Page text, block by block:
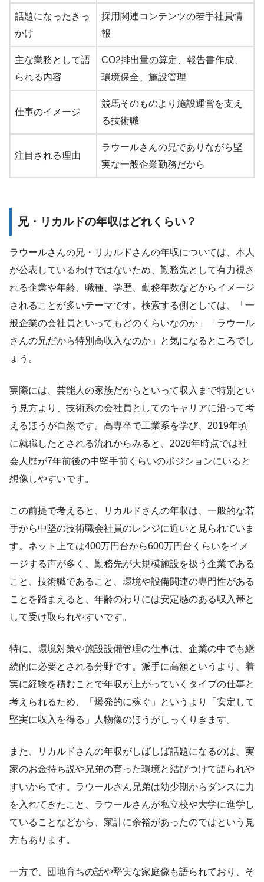
話題になったきっ
かけ
採用関連コンテンツの若手社員情
報
主な業務として語
られる内容
CO2排出量の算定、報告書作成、
環境保全、施設管理
仕事のイメージ
競馬そのものより施設運営を支え
る技術職
注目される理由
ラウールさんの兄でありながら堅
実な一般企業勤務だから
兄・リカルドの年収はどれくらい？
ラウールさんの兄・リカルドさんの年収については、本人
が公表しているわけではないため、勤務先として有力視さ
れる企業や年齢、職種、学歴、勤務年数などからイメージ
されることが多いテーマです。検索する側としては、「一
般企業の会社員といってもどのくらいなのか」「ラウール
さんの兄だから特別高収入なのか」と気になるところでし
ょう。
実際には、芸能人の家族だからといって収入まで特別とい
う見方より、技術系の会社員としてのキャリアに沿って考
えるほうが自然です。高専卒で工業系を学び、2019年頃
に就職したとされる流れからみると、2026年時点では社
会人歴が7年前後の中堅手前くらいのポジションにいると
想像しやすいです。
この前提で考えると、リカルドさんの年収は、一般的な若
手から中堅の技術職会社員のレンジに近いと見られていま
す。ネット上では400万円台から600万円台くらいをイメ
ージする声が多く、勤務先が大規模施設を扱う企業である
こと、技術職であること、環境や設備関連の専門性がある
ことを踏まえると、年齢のわりには安定感のある収入帯と
して受け取られやすいです。
特に、環境対策や施設設備管理の仕事は、企業の中でも継
続的に必要とされる分野です。派手に高額というより、着
実に経験を積むことで年収が上がっていくタイプの仕事と
考えられるため、「爆発的に稼ぐ」というより「安定して
堅実に収入を得る」人物像のほうがしっくりきます。
また、リカルドさんの年収がしばしば話題になるのは、実
家のお金持ち説や兄弟の育った環境と結びつけて語られや
すいからです。ラウールさん兄弟は幼少期からダンスに力
を入れてきたこと、ラウールさんが私立校や大学に進学し
ていることなどから、家計に余裕があったのではという見
方もあります。
一方で、団地育ちの話や堅実な家庭像も語られており、そ